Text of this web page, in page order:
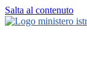
Salta al contenuto